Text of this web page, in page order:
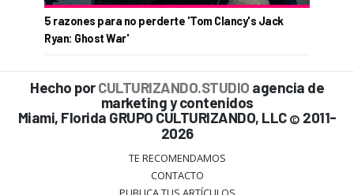
5 razones para no perderte 'Tom Clancy's Jack
Ryan: Ghost War'
Hecho porCULTURIZANDO.STUDIO agencia de
marketing y contenidos
Miami, Florida GRUPO CULTURIZANDO, LLC © 2011-
2026
TE RECOMENDAMOS
CONTACTO